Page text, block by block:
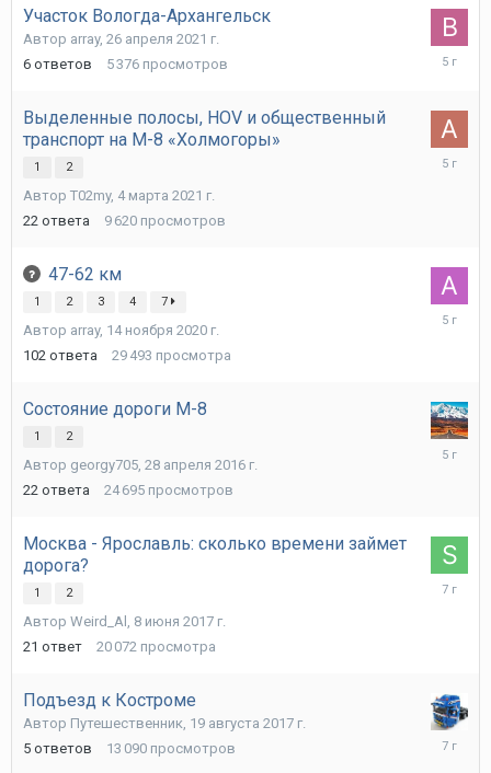
Участок Вологда-Архангельск
Автор array, 26 апреля 2021 г.
6 ответов 5 376 просмотров
16
г.
Выделенные полосы, HOV и общественный
транспорт на М-8 «Холмогоры»
1 2
Автор T02my, 4 марта 2021 г.
22 ответа 9 620 просмотров
23
47-62 км
1 2 3 4 7
Автор array, 14 ноября 2020 г.
102 ответа 29 493 просмотра
Состояние дороги М-8
1 2
Автор georgy705, 28 апреля 2016 г.
22 ответа 24 695 просмотров
13
Москва - Ярославль: сколько времени займет
дорога?
1 2
Автор Weird_Al , 8 июня 2017 г.
21 ответ 20 072 просмотра
Подъезд к Костроме
Автор Путешественник, 19 августа 2017 г.
5 ответов 13 090 просмотров
11